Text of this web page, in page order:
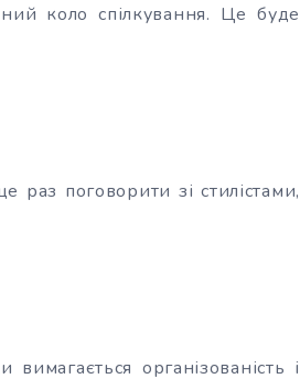
коло спілкування. Це буде
поговорити зі стилістами,
організованість і